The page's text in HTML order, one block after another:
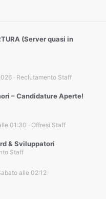
(Server quasi in
Reclutamento Staff
– Candidature Aperte!
Offresi Staff
01:30
& Sviluppatori
Staff
alle 02:12